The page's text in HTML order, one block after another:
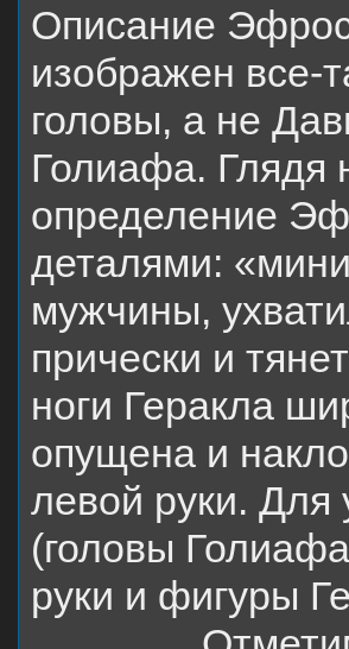
Описание
изображен все-
головы, а не
Голиафа. Глядя
определение
деталями:
мужчины,
прически и
ноги Геракла
опущена и
левой руки. Для
(головы
руки и фигуры